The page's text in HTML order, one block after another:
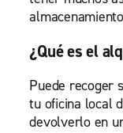
¿Qué es el
Puede recoger
tu oficina local
devolverlo en